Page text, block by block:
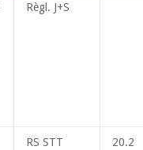
Règl. J+S
RS STT 20.2